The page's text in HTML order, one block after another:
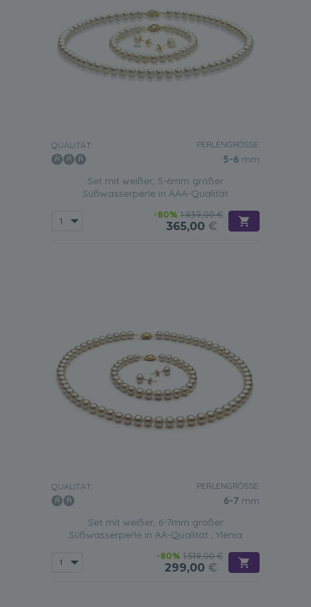
QUALITÄT: PERLENGRÖSSE:
5-6 mm
Set mit weißer, 5-6mm großer
Süßwasserperle in AAA-Qualität
-80% 1.839,00 €
365,00 €
QUALITÄT: PERLENGRÖSSE:
6-7 mm
Set mit weißer, 6-7mm großer
Süßwasserperle in AA-Qualität , Ylenia
-80% 1.519,00 €
299,00 €